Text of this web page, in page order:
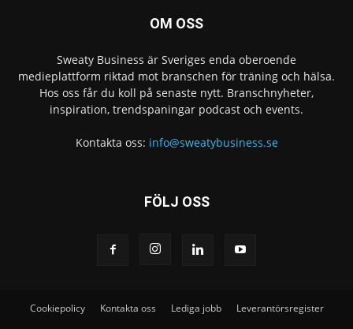
OM OSS
Sweaty Business är Sveriges enda oberoende
medieplattform riktad mot branschen för träning och hälsa.
Hos oss får du koll på senaste nytt. Branschnyheter,
inspiration, trendspaningar podcast och events.
Kontakta oss: info@sweatybusiness.se
FÖLJ OSS
Cookiepolicy Kontakta oss Lediga jobb Leverantörsregister